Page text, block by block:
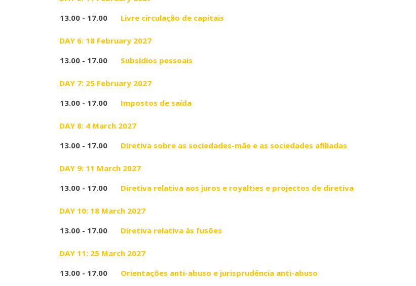
13.00 - 17.00
Livre circulação de capitais
DAY 6: 18 February 2027
13.00 - 17.00
Subsídios pessoais
DAY 7: 25 February 2027
13.00 - 17.00
Impostos de saída
DAY 8: 4 March 2027
13.00 - 17.00
Diretiva sobre as sociedades-mãe e as sociedades afiliadas
DAY 9: 11 March 2027
13.00 - 17.00
Diretiva relativa aos juros e royalties e projectos de diretiva
DAY 10: 18 March 2027
13.00 - 17.00
Diretiva relativa às fusões
DAY 11: 25 March 2027
13.00 - 17.00
Orientações anti-abuso e jurisprudência anti-abuso